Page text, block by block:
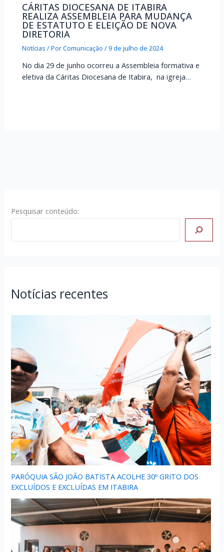
CÁRITAS DIOCESANA DE ITABIRA
REALIZA ASSEMBLEIA PARA MUDANÇA
DE ESTATUTO E ELEIÇÃO DE NOVA
DIRETORIA
Notícias / PorComunicação/ 9 de julho de 2024
No dia 29 de junho ocorreu a Assembleia formativa e
eletiva da Cáritas Diocesana de Itabira, na igreja…
Pesquisar conteúdo:
Notícias recentes
PARÓQUIA SÃO JOÃO BATISTA ACOLHE 30º GRITO DOS
EXCLUÍDOS E EXCLUÍDAS EM ITABIRA